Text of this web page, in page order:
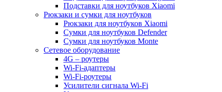
Подставки для ноутбуков Xiaomi
Рюкзаки и сумки для ноутбуков
Рюкзаки для ноутбуков Xiaomi
Сумки для ноутбуков Defender
Сумки для ноутбуков Monte
Сетевое оборудование
4G – роутеры
Wi-Fi-адаптеры
Wi-Fi-роутеры
Усилители сигнала Wi-Fi